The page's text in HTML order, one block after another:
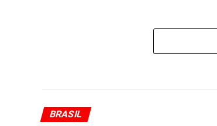
BRASIL